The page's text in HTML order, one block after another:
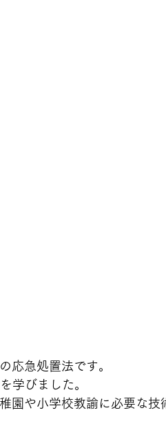
応急処置法です。
学びました。
園や小学校教諭に必要な